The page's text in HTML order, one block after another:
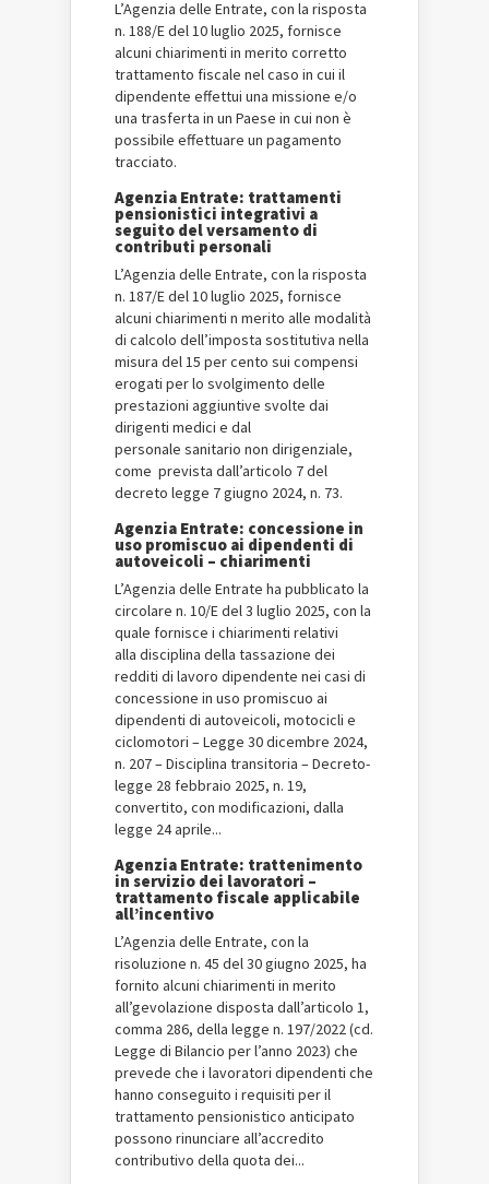
L’Agenzia delle Entrate, con la risposta
n. 188/E del 10 luglio 2025, fornisce
alcuni chiarimenti in merito corretto
trattamento fiscale nel caso in cui il
dipendente effettui una missione e/o
una trasferta in un Paese in cui non è
possibile effettuare un pagamento
tracciato.
Agenzia Entrate: trattamenti
pensionistici integrativi a
seguito del versamento di
contributi personali
L’Agenzia delle Entrate, con la risposta
n. 187/E del 10 luglio 2025, fornisce
alcuni chiarimenti n merito alle modalità
di calcolo dell’imposta sostitutiva nella
misura del 15 per cento sui compensi
erogati per lo svolgimento delle
prestazioni aggiuntive svolte dai
dirigenti medici e dal
personale sanitario non dirigenziale,
come prevista dall’articolo 7 del
decreto legge 7 giugno 2024, n. 73.
Agenzia Entrate: concessione in
uso promiscuo ai dipendenti di
autoveicoli – chiarimenti
L’Agenzia delle Entrate ha pubblicato la
circolare n. 10/E del 3 luglio 2025, con la
quale fornisce i chiarimenti relativi
alla disciplina della tassazione dei
redditi di lavoro dipendente nei casi di
concessione in uso promiscuo ai
dipendenti di autoveicoli, motocicli e
ciclomotori – Legge 30 dicembre 2024,
n. 207 – Disciplina transitoria – Decreto-
legge 28 febbraio 2025, n. 19,
convertito, con modificazioni, dalla
legge 24 aprile...
Agenzia Entrate: trattenimento
in servizio dei lavoratori –
trattamento fiscale applicabile
all’incentivo
L’Agenzia delle Entrate, con la
risoluzione n. 45 del 30 giugno 2025, ha
fornito alcuni chiarimenti in merito
all’gevolazione disposta dall’articolo 1,
comma 286, della legge n. 197/2022 (cd.
Legge di Bilancio per l’anno 2023) che
prevede che i lavoratori dipendenti che
hanno conseguito i requisiti per il
trattamento pensionistico anticipato
possono rinunciare all’accredito
contributivo della quota dei...